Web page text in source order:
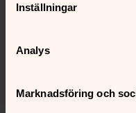
Inställningar
Analys
Marknadsföring och
Personal norra
Präster, diakoner,
service- och